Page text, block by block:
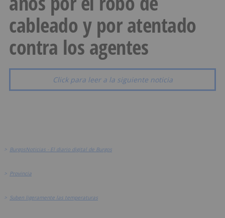
cableado y por atentado
contra los agentes
Click para leer a la siguiente noticia
> BurgosNoticias - El diario digital de Burgos
> Provincia
> Suben ligeramente las temperaturas